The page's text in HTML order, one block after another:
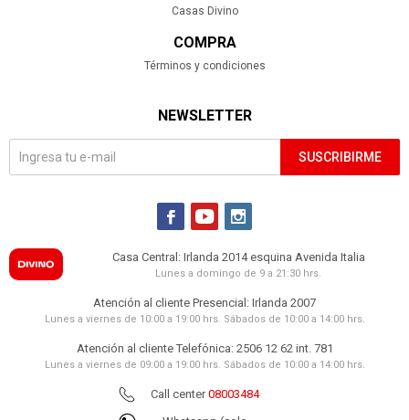
Casas Divino
COMPRA
Términos y condiciones
NEWSLETTER
SUSCRIBIRME
  
Casa Central: Irlanda 2014 esquina Avenida Italia
Lunes a domingo de 9 a 21:30 hrs.
Atención al cliente Presencial: Irlanda 2007
Lunes a viernes de 10:00 a 19:00 hrs. Sábados de 10:00 a 14:00 hrs.
Atención al cliente Telefónica: 2506 12 62 int. 781
Lunes a viernes de 09:00 a 19:00 hrs. Sábados de 10:00 a 14:00 hrs.
Call center08003484